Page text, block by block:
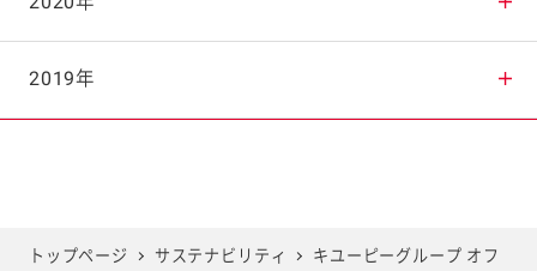
2025年7月
2024年8月
2023年9月
2022年10月
2021年11月
2020年12月
2019年
トップページ サステナビリティ
キユーピーグループ オフ